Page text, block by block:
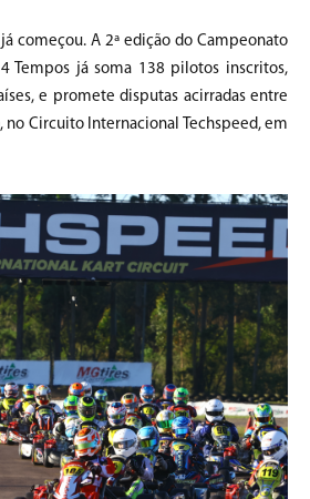
começou. A 2ª edição do Campeonato
Tempos já soma 138 pilotos inscritos,
e promete disputas acirradas entre
no Circuito Internacional Techspeed, em